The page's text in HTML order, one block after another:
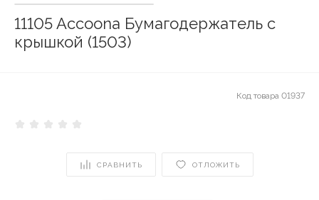
11105 Accoona Бумагодержатель с
крышкой (1503)
Код товара 01937
СРАВНИТЬ ОТЛОЖИТЬ